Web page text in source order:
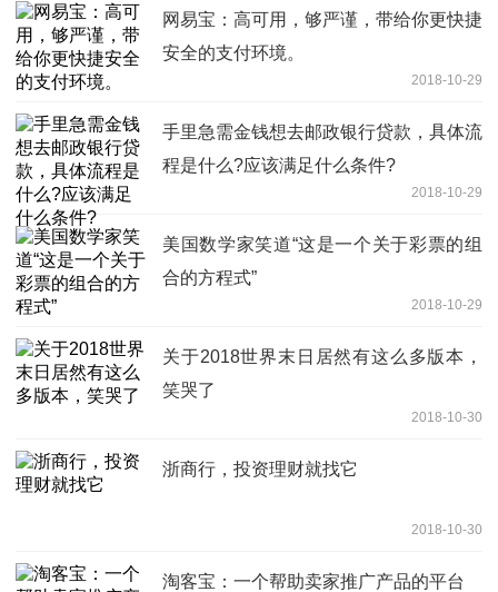
网易宝：高可用，够严谨，带给你更快捷
安全的支付环境。
2018-10-29
手里急需金钱想去邮政银行贷款，具体流
程是什么?应该满足什么条件?
2018-10-29
美国数学家笑道“这是一个关于彩票的组
合的方程式”
2018-10-29
关于2018世界末日居然有这么多版本，
笑哭了
2018-10-30
浙商行，投资理财就找它
2018-10-30
淘客宝：一个帮助卖家推广产品的平台